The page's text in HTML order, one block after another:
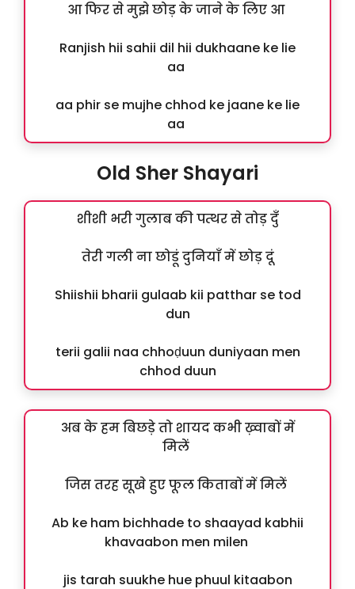
आ फिर से मुझे छोड़ के जाने के लिए आ
Ranjish hii sahii dil hii dukhaane ke lie
aa
aa phir se mujhe chhod ke jaane ke lie
aa
Old Sher Shayari
शीशी भरी गुलाब की पत्थर से तोड़ दुँ
तेरी गली ना छोडूं दुनियाँ में छोड़ दूं
Shiishii bharii gulaab kii patthar se tod
dun
terii galii naa chhoḍuun duniyaan men
chhod duun
अब के हम बिछड़े तो शायद कभी ख़्वाबों में
मिलें
जिस तरह सूखे हुए फूल किताबों में मिलें
Ab ke ham bichhade to shaayad kabhii
khavaabon men milen
jis tarah suukhe hue phuul kitaabon